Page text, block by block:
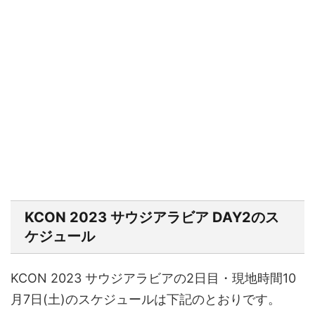
KCON 2023 サウジアラビア DAY2のス
ケジュール
KCON 2023 サウジアラビアの2日目・現地時間10
月7日(土)のスケジュールは下記のとおりです。